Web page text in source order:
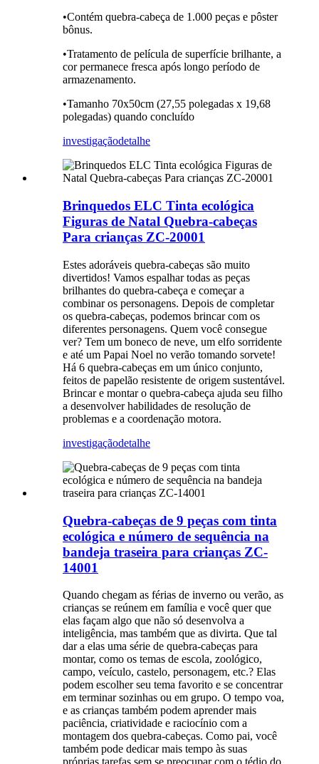
•Contém quebra-cabeça de 1.000 peças e pôster
bônus.
•Tratamento de película de superfície brilhante, a
cor permanece fresca após longo período de
armazenamento.
•Tamanho 70x50cm (27,55 polegadas x 19,68
polegadas) quando concluído
investigaçãodetalhe
Brinquedos ELC Tinta ecológica
Figuras de Natal Quebra-cabeças
Para crianças ZC-20001
Estes adoráveis ​​quebra-cabeças são muito
divertidos! Vamos espalhar todas as peças
brilhantes do quebra-cabeça e começar a
combinar os personagens. Depois de completar
os quebra-cabeças, podemos brincar com os
diferentes personagens. Quem você consegue
ver? Tem um boneco de neve, um elfo sorridente
e até um Papai Noel no verão tomando sorvete!
Há 6 quebra-cabeças em um único conjunto,
feitos de papelão resistente de origem sustentável.
Brincar e montar o quebra-cabeça ajuda seu filho
a desenvolver habilidades de resolução de
problemas e a coordenação motora.
investigaçãodetalhe
Quebra-cabeças de 9 peças com tinta
ecológica e número de sequência na
bandeja traseira para crianças ZC-
14001
Quando chegam as férias de inverno ou verão, as
crianças se reúnem em família e você quer que
elas façam algo que não só desenvolva a
inteligência, mas também que as divirta. Que tal
dar a elas uma série de quebra-cabeças para
montar, como os temas de escola, zoológico,
campo, veículo, castelo, personagem, etc.? Elas
podem escolher seu tema favorito e se concentrar
em terminar sozinhas ou em grupo. O tempo voa,
e as crianças também podem aprender mais
paciência, criatividade e raciocínio com a
montagem dos quebra-cabeças. Como pai, você
também pode dedicar mais tempo às suas